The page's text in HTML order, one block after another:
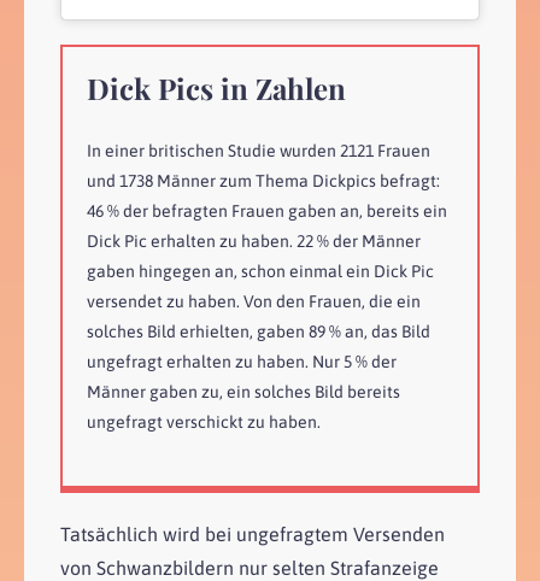
Dick Pics in Zahlen
In einer britischen Studie wurden 2121 Frauen
und 1738 Männer zum Thema Dickpics befragt:
46 % der befragten Frauen gaben an, bereits ein
Dick Pic erhalten zu haben. 22 % der Männer
gaben hingegen an, schon einmal ein Dick Pic
versendet zu haben. Von den Frauen, die ein
solches Bild erhielten, gaben 89 % an, das Bild
ungefragt erhalten zu haben. Nur 5 % der
Männer gaben zu, ein solches Bild bereits
ungefragt verschickt zu haben.
Tatsächlich wird bei ungefragtem Versenden
von Schwanzbildern nur selten Strafanzeige